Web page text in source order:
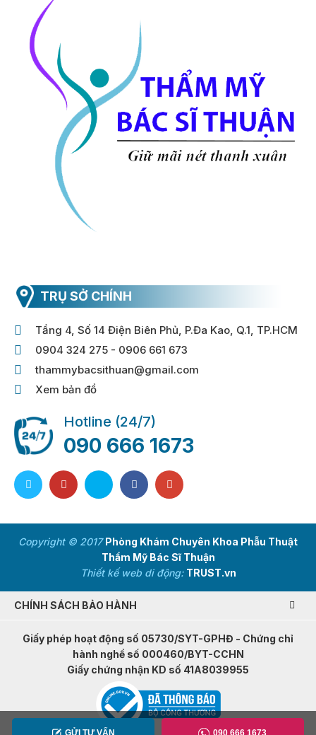
TRỤ SỞ CHÍNH
Tầng 4, Số 14 Điện Biên Phủ, P.Đa Kao, Q.1, TP.HCM
0904 324 275 - 0906 661 673
thammybacsithuan@gmail.com
Xem bản đồ
Hotline (24/7)
090 666 1673
Copyright © 2017Phòng Khám Chuyên Khoa Phẫu Thuật
Thẩm Mỹ Bác Sĩ Thuận
Thiết kế web di động: TRUST.vn
CHÍNH SÁCH BẢO HÀNH
Giấy phép hoạt động số 05730/SYT-GPHĐ - Chứng chỉ
hành nghề số 000460/BYT-CCHN
Giấy chứng nhận KD số 41A8039955
GỬI TƯ VẤN 090 666 1673